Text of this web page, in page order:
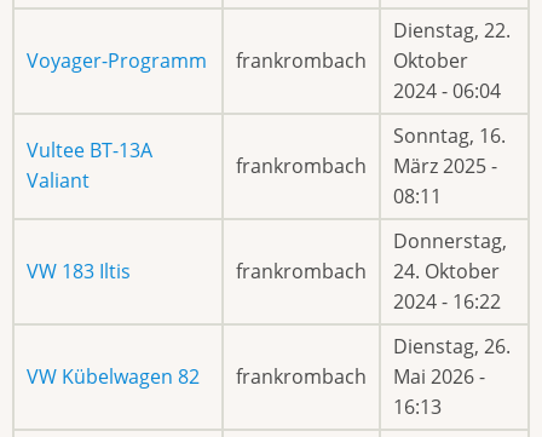
Voyager-Programm frankrombach
Dienstag, 22.
Oktober
2024 - 06:04
Vultee BT-13A
Valiant
frankrombach
Sonntag, 16.
März 2025 -
08:11
VW 183 Iltis frankrombach
Donnerstag,
24. Oktober
2024 - 16:22
VW Kübelwagen 82 frankrombach
Dienstag, 26.
Mai 2026 -
16:13